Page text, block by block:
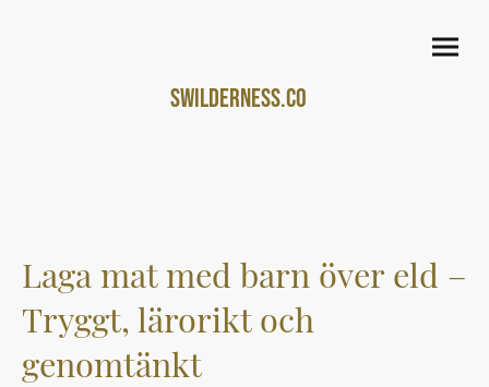
Swilderness.co
Laga mat med barn över eld –
Tryggt, lärorikt och
genomtänkt